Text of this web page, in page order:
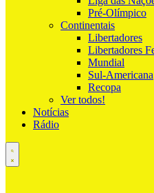
Pré-Olímpico
Continentais
Libertadores
Libertadores
Mundial
Sul-Americana
Recopa
Ver todos!
Notícias
Rádio